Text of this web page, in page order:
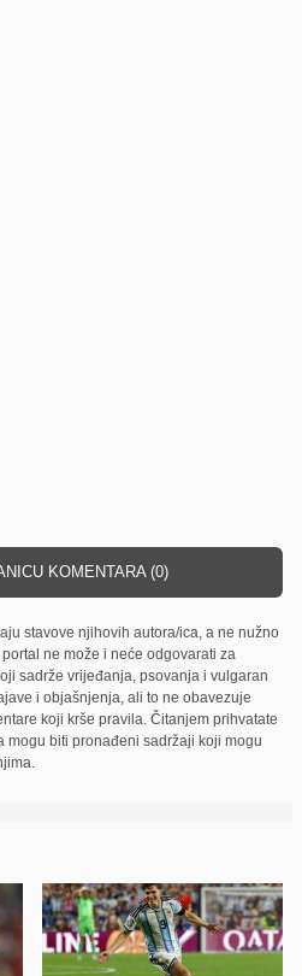
KOMENTARA (0)
stavove njihovih autora/ica, a ne nužno
ne može i neće odgovarati za
sadrže vrijeđanja, psovanja i vulgaran
i objašnjenja, ali to ne obavezuje
koji krše pravila. Čitanjem prihvatate
mogu biti pronađeni sadržaji koji mogu